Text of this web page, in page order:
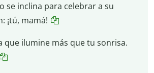
se inclina para celebrar a su
¡tú, mamá!
que ilumine más que tu sonrisa.